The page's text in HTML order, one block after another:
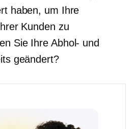
haben, um Ihre
Kunden zu
Sie Ihre Abhol- und
geändert?